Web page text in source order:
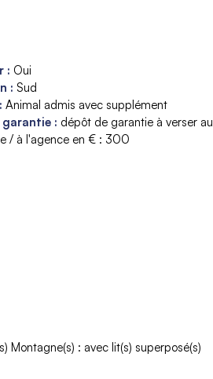
: Oui
: Sud
: Animal admis avec supplément
garantie : dépôt de garantie à verser au
/ à l'agence en € : 300
Montagne(s) : avec lit(s) superposé(s)